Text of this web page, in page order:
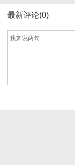
最新评论(0)